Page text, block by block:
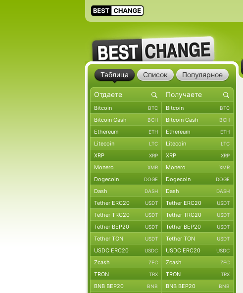
Таблица Список Популярное
Bitcoin BTC Bitcoin BTC
Bitcoin Cash BCH Bitcoin Cash BCH
Ethereum ETH Ethereum ETH
Litecoin LTC Litecoin LTC
XRP XRP XRP XRP
Monero XMR Monero XMR
Dogecoin DOGE Dogecoin DOGE
Dash DASH Dash DASH
Tether ERC20 USDT Tether ERC20 USDT
Tether TRC20 USDT Tether TRC20 USDT
Tether BEP20 USDT Tether BEP20 USDT
Tether TON USDT Tether TON USDT
USDC ERC20 USDC USDC ERC20 USDC
Zcash ZEC Zcash ZEC
TRON TRX TRON TRX
BNB BEP20 BNB BNB BEP20 BNB